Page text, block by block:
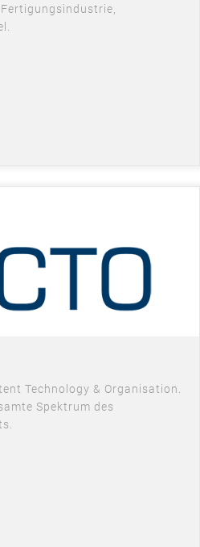
Technology & Organisation.
Spektrum des